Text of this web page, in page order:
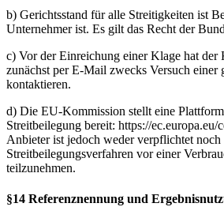
b) Gerichtsstand für alle Streitigkeiten ist
Unternehmer ist. Es gilt das Recht der
c) Vor der Einreichung einer Klage hat der
zunächst per E-Mail zwecks Versuch einer
kontaktieren.
d) Die EU-Kommission stellt eine
Streitbeilegung bereit: https://ec.europa.eu/
Anbieter ist jedoch weder verpflichtet noch
Streitbeilegungsverfahren vor einer
teilzunehmen.
§14 Referenznennung und